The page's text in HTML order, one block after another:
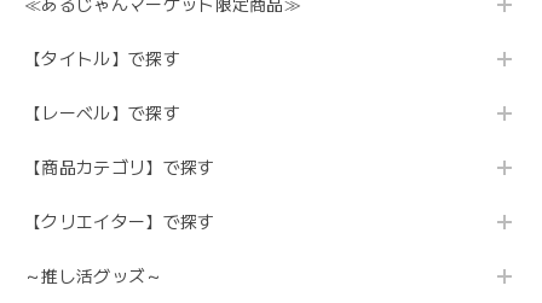
≪あるじゃんマーケット限定商品≫
【タイトル】で探す
【レーベル】で探す
【商品カテゴリ】で探す
【クリエイター】で探す
～推し活グッズ～